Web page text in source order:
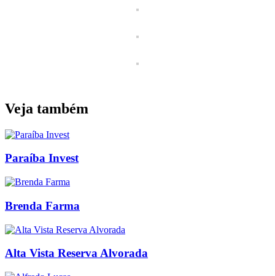
Veja também
Paraíba Invest
Brenda Farma
Alta Vista Reserva Alvorada